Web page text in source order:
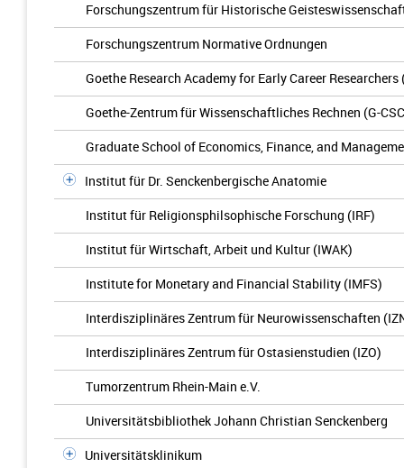
Forschungszentrum für Historische
Forschungszentrum Normative Ordnungen
Goethe Research Academy for Early Career Researchers
Goethe-Zentrum für Wissenschaftliches Rechnen (G-
Graduate School of Economics, Finance, and
Institut für Dr. Senckenbergische Anatomie
Institut für Religionsphilsophische Forschung (IRF)
Institut für Wirtschaft, Arbeit und Kultur (IWAK)
Institute for Monetary and Financial Stability (IMFS)
Interdisziplinäres Zentrum für Neurowissenschaften
Interdisziplinäres Zentrum für Ostasienstudien (IZO)
Tumorzentrum Rhein-Main e.V.
Universitätsbibliothek Johann Christian Senckenberg
Universitätsklinikum